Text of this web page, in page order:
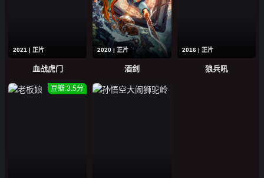
2021 | 正片
血战虎门
2020 | 正片
酒剑
2016 | 正片
狼兵吼
豆瓣:3.5分